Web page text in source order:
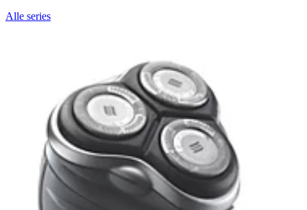
Alle series